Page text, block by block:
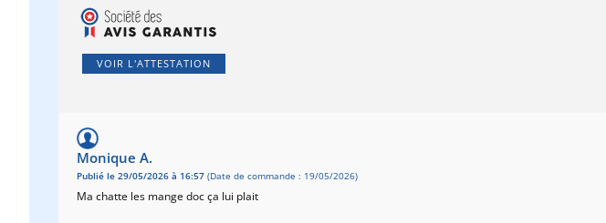
VOIR L'ATTESTATION
Monique A.
Publié le 29/05/2026 à 16:57 (Date de commande : 19/05/2026)
Ma chatte les mange doc ça lui plait